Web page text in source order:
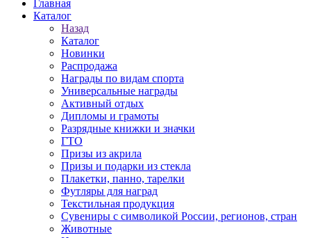
Главная
Каталог
Назад
Каталог
Новинки
Распродажа
Награды по видам спорта
Универсальные награды
Активный отдых
Дипломы и грамоты
Разрядные книжки и значки
ГТО
Призы из акрила
Призы и подарки из стекла
Плакетки, панно, тарелки
Футляры для наград
Текстильная продукция
Сувениры с символикой России, регионов, стран
Животные